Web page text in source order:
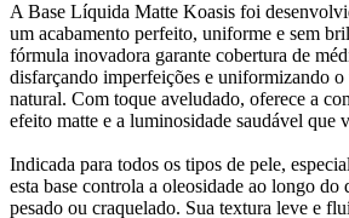
A Base Líquida Matte Koasis foi
um acabamento perfeito, uniforme e sem
fórmula inovadora garante cobertura de
disfarçando imperfeições e uniformizando
natural. Com toque aveludado, oferece a
efeito matte e a luminosidade saudável que
Indicada para todos os tipos de pele,
esta base controla a oleosidade ao longo do
pesado ou craquelado. Sua textura leve e